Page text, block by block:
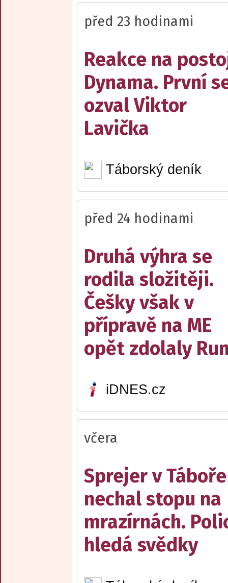
před 23 hodinami
Reakce na
Dynama. První
ozval Viktor
Lavička
Táborský deník
před 24 hodinami
Druhá výhra se
rodila složitěji.
Češky však v
přípravě na ME
opět zdolaly
iDNES.cz
včera
Sprejer v Táboře
nechal stopu na
mrazírnách.
hledá svědky